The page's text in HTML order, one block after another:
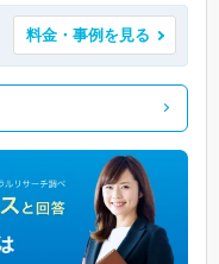
料金・事例を見る